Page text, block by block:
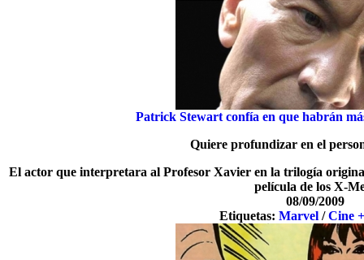
Patrick Stewart confía en que habrán
Quiere profundizar en el
El actor que interpretara al Profesor Xavier en la trilogía
película de los X-
08/09/2009
Etiquetas:Marvel /Cine